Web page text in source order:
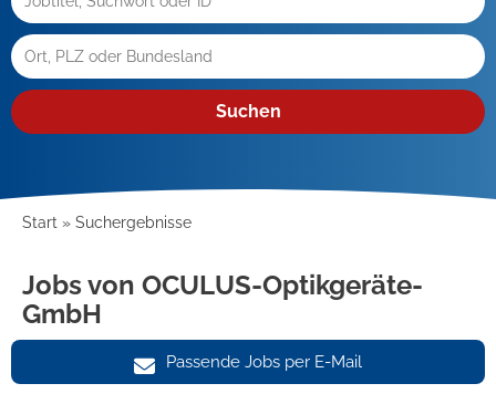
Suchen
Start Suchergebnisse
Jobs von OCULUS-Optikgeräte-
GmbH
Passende Jobs per E-Mail